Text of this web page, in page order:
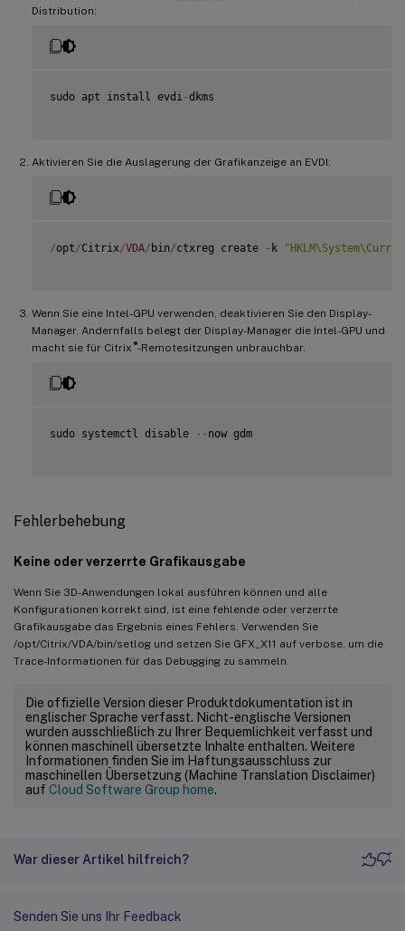
Distribution:
sudo apt install evdi -dkms
Aktivieren Sie die Auslagerung der Grafikanzeige an EVDI:
/opt/Citrix/VDA/ bin/ctxreg create - k
Wenn Sie eine Intel-GPU verwenden, deaktivieren Sie den Display-
Manager. Andernfalls belegt der Display-Manager die Intel-GPU und
macht sie für Citrix ®-Remotesitzungen unbrauchbar.
sudo systemctl disable -- now gdm
Fehlerbehebung
Keine oder verzerrte Grafikausgabe
Wenn Sie 3D-Anwendungen lokal ausführen können und alle
Konfigurationen korrekt sind, ist eine fehlende oder verzerrte
Grafikausgabe das Ergebnis eines Fehlers. Verwenden Sie
/opt/Citrix/VDA/bin/setlog und setzen Sie GFX_X11 auf verbose, um die
Trace-Informationen für das Debugging zu sammeln.
Die offizielle Version dieser Produktdokumentation ist in
englischer Sprache verfasst. Nicht-englische Versionen
wurden ausschließlich zu Ihrer Bequemlichkeit verfasst und
können maschinell übersetzte Inhalte enthalten. Weitere
Informationen finden Sie im Haftungsausschluss zur
maschinellen Übersetzung (Machine Translation Disclaimer)
auf Cloud Software Group home.
War dieser Artikel hilfreich?
Senden Sie uns Ihr Feedback